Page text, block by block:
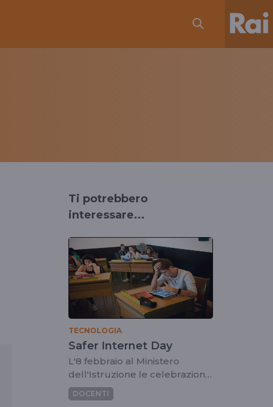
Ti potrebbero
interessare...
TECNOLOGIA
Safer Internet Day
L'8 febbraio al Ministero
dell'Istruzione le celebrazioni
della Giornata mondiale
dedicata all'uso positivo di
DOCENTI